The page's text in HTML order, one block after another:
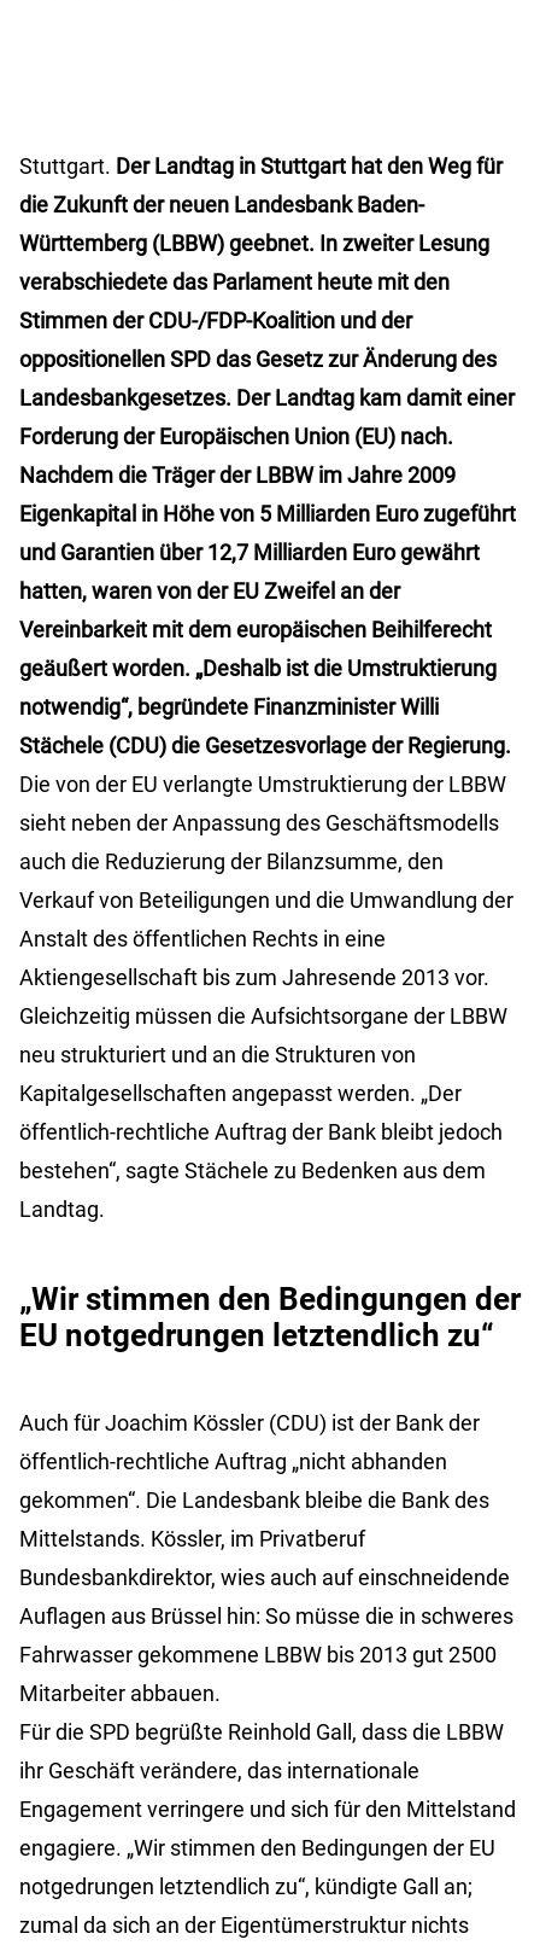
Stuttgart. Der Landtag in Stuttgart hat den Weg für
die Zukunft der neuen Landesbank Baden-
Württemberg (LBBW) geebnet. In zweiter Lesung
verabschiedete das Parlament heute mit den
Stimmen der CDU-/FDP-Koalition und der
oppositionellen SPD das Gesetz zur Änderung des
Landesbankgesetzes. Der Landtag kam damit einer
Forderung der Europäischen Union (EU) nach.
Nachdem die Träger der LBBW im Jahre 2009
Eigenkapital in Höhe von 5 Milliarden Euro zugeführt
und Garantien über 12,7 Milliarden Euro gewährt
hatten, waren von der EU Zweifel an der
Vereinbarkeit mit dem europäischen Beihilferecht
geäußert worden. „Deshalb ist die Umstruktierung
notwendig“, begründete Finanzminister Willi
Stächele (CDU) die Gesetzesvorlage der Regierung.
Die von der EU verlangte Umstruktierung der LBBW
sieht neben der Anpassung des Geschäftsmodells
auch die Reduzierung der Bilanzsumme, den
Verkauf von Beteiligungen und die Umwandlung der
Anstalt des öffentlichen Rechts in eine
Aktiengesellschaft bis zum Jahresende 2013 vor.
Gleichzeitig müssen die Aufsichtsorgane der LBBW
neu strukturiert und an die Strukturen von
Kapitalgesellschaften angepasst werden. „Der
öffentlich-rechtliche Auftrag der Bank bleibt jedoch
bestehen“, sagte Stächele zu Bedenken aus dem
Landtag.
„Wir stimmen den Bedingungen der
EU notgedrungen letztendlich zu“
Auch für Joachim Kössler (CDU) ist der Bank der
öffentlich-rechtliche Auftrag „nicht abhanden
gekommen“. Die Landesbank bleibe die Bank des
Mittelstands. Kössler, im Privatberuf
Bundesbankdirektor, wies auch auf einschneidende
Auflagen aus Brüssel hin: So müsse die in schweres
Fahrwasser gekommene LBBW bis 2013 gut 2500
Mitarbeiter abbauen.
Für die SPD begrüßte Reinhold Gall, dass die LBBW
ihr Geschäft verändere, das internationale
Engagement verringere und sich für den Mittelstand
engagiere. „Wir stimmen den Bedingungen der EU
notgedrungen letztendlich zu“, kündigte Gall an;
zumal da sich an der Eigentümerstruktur nichts